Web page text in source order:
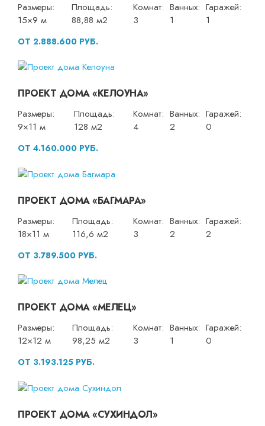
Размеры:
15×9 м
Площадь:
88,88 м2
Комнат:
3
Ванных:
1
Гаражей:
1
ОТ 2.888.600 РУБ.
ПРОЕКТ ДОМА «КЕЛОУНА»
Размеры:
9×11 м
Площадь:
128 м2
Комнат:
4
Ванных:
2
Гаражей:
0
ОТ 4.160.000 РУБ.
ПРОЕКТ ДОМА «БАГМАРА»
Размеры:
18×11 м
Площадь:
116,6 м2
Комнат:
3
Ванных:
2
Гаражей:
2
ОТ 3.789.500 РУБ.
ПРОЕКТ ДОМА «МЕЛЕЦ»
Размеры:
12×12 м
Площадь:
98,25 м2
Комнат:
3
Ванных:
1
Гаражей:
0
ОТ 3.193.125 РУБ.
ПРОЕКТ ДОМА «СУХИНДОЛ»